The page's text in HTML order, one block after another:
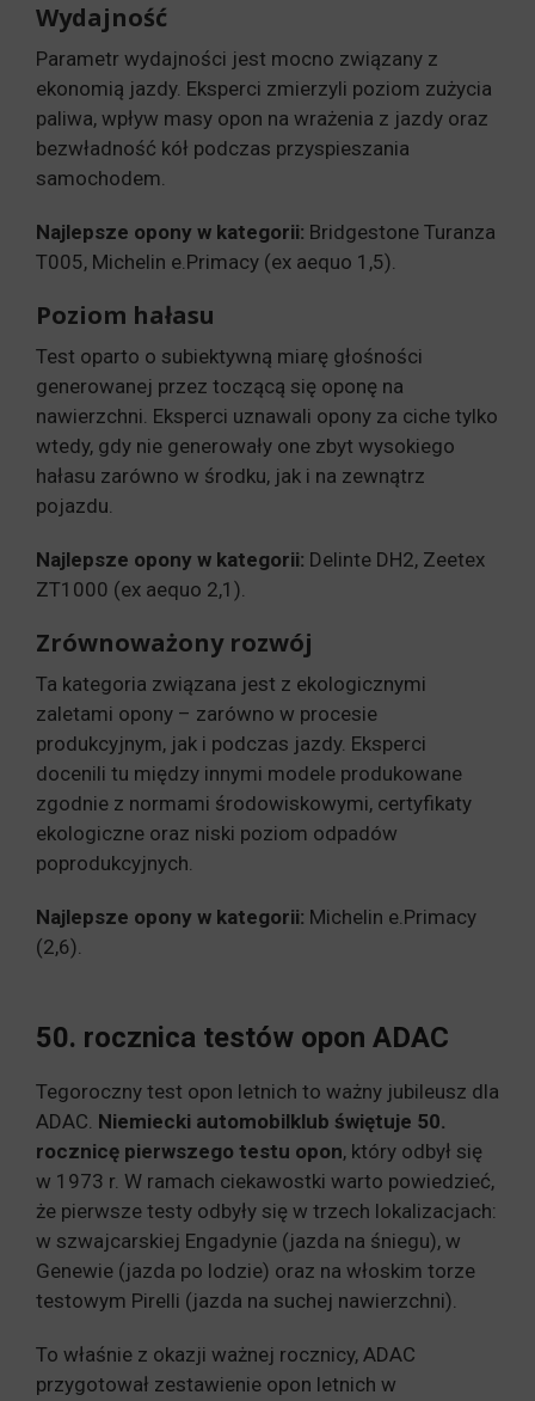
Wydajność
Parametr wydajności jest mocno związany z
ekonomią jazdy. Eksperci zmierzyli poziom zużycia
paliwa, wpływ masy opon na wrażenia z jazdy oraz
bezwładność kół podczas przyspieszania
samochodem.
Najlepsze opony w kategorii: Bridgestone Turanza
T005, Michelin e.Primacy (ex aequo 1,5).
Poziom hałasu
Test oparto o subiektywną miarę głośności
generowanej przez toczącą się oponę na
nawierzchni. Eksperci uznawali opony za ciche tylko
wtedy, gdy nie generowały one zbyt wysokiego
hałasu zarówno w środku, jak i na zewnątrz
pojazdu.
Najlepsze opony w kategorii: Delinte DH2, Zeetex
ZT1000 (ex aequo 2,1).
Zrównoważony rozwój
Ta kategoria związana jest z ekologicznymi
zaletami opony – zarówno w procesie
produkcyjnym, jak i podczas jazdy. Eksperci
docenili tu między innymi modele produkowane
zgodnie z normami środowiskowymi, certyfikaty
ekologiczne oraz niski poziom odpadów
poprodukcyjnych.
Najlepsze opony w kategorii: Michelin e.Primacy
(2,6).
50. rocznica testów opon ADAC
Tegoroczny test opon letnich to ważny jubileusz dla
ADAC. Niemiecki automobilklub świętuje 50.
rocznicę pierwszego testu opon, który odbył się
w 1973 r. W ramach ciekawostki warto powiedzieć,
że pierwsze testy odbyły się w trzech lokalizacjach:
w szwajcarskiej Engadynie (jazda na śniegu), w
Genewie (jazda po lodzie) oraz na włoskim torze
testowym Pirelli (jazda na suchej nawierzchni).
To właśnie z okazji ważnej rocznicy, ADAC
przygotował zestawienie opon letnich w